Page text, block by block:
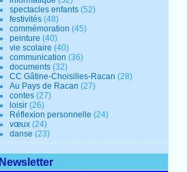
spectacles enfants (52)
festivités (48)
commémoration (45)
peinture (40)
vie scolaire (40)
communication (36)
documents (32)
CC Gâtine-Choisilles-Racan (28)
Au Pays de Racan (27)
contes (27)
loisir (26)
Réflexion personnelle (24)
vœux (24)
danse (23)
Newsletter